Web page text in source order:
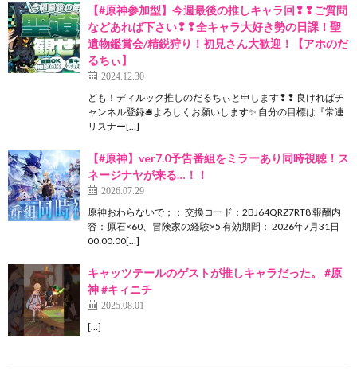
【#原神参加型】今週最後の推しキャラ回❢❢ご質問
などあれば下さい❢❢全キャラ大好き勢の日課！聖
遺物鑑賞会/精鋭狩り！初見さん大歓迎！【アホのだ
るちぃ】
2024.12.30
ども！ディルック推しのだるちぃと申します❢❢ 良ければチ
ャンネル登録🛎よろしくお願いします✨ 自分の目標は『常連
リスナー[…]
【#原神】ver7.0予告番組をミラーあり同時視聴！ス
ネージナヤが来る…！！
2026.07.29
原神おわらないで；； 交換コード：2BJ64QRZ7RT8 報酬内
容：原石×60、冒険家の経験×5 有効期間： 2026年7月31日
00:00:00[…]
キャッツテールのゲストが推しキャラだった。 #原
神 #キィニチ
2025.08.01
[…]